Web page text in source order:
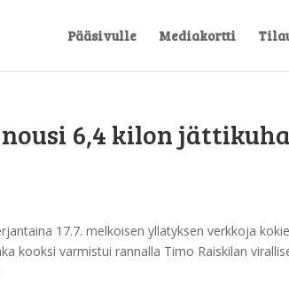
Pääsivulle Mediakortti
6,4 kilon
17.7. melkoisen yllätyksen verkkoja
kooksi varmistui rannalla Timo Raiskilan